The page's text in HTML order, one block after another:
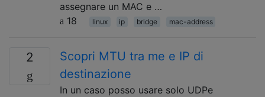
assegnare un MAC e …
18
linux ip bridge mac-address
2
Scopri MTU tra me e IP di
destinazione
In un caso posso usare solo UDPe